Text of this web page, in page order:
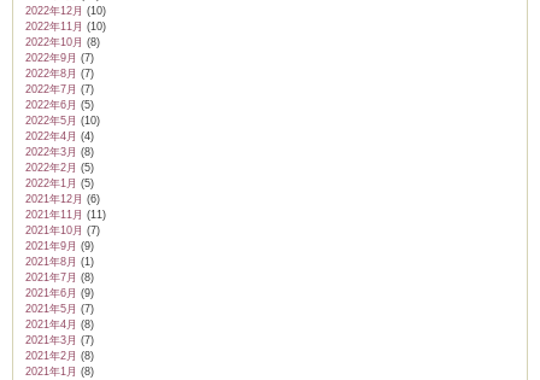
2022年12月 (10)
2022年11月 (10)
2022年10月 (8)
2022年9月 (7)
2022年8月 (7)
2022年7月 (7)
2022年6月 (5)
2022年5月 (10)
2022年4月 (4)
2022年3月 (8)
2022年2月 (5)
2022年1月 (5)
2021年12月 (6)
2021年11月 (11)
2021年10月 (7)
2021年9月 (9)
2021年8月 (1)
2021年7月 (8)
2021年6月 (9)
2021年5月 (7)
2021年4月 (8)
2021年3月 (7)
2021年2月 (8)
2021年1月 (8)